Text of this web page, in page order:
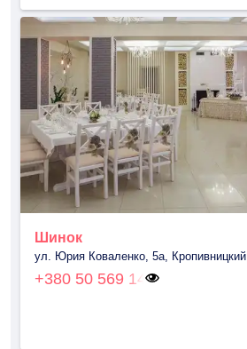
Шинок
ул. Юрия Коваленко, 5a, Кропивницкий
+380 50 569 14